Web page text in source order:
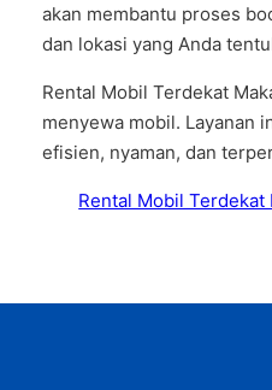
akan membantu proses
dan lokasi yang Anda
Rental Mobil Terdekat
menyewa mobil. Layanan
efisien, nyaman, dan
Rental Mobil Terdekat